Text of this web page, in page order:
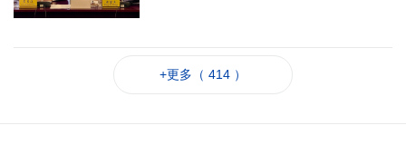
+更多（ 414 ）